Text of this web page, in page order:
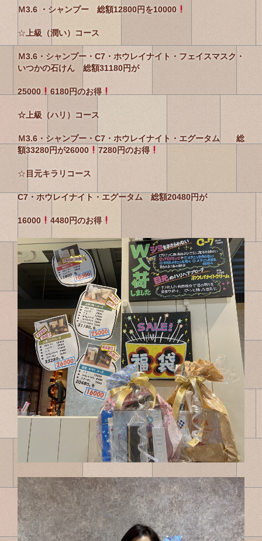
Ｍ3.6 ・シャンプー 総額12800円を10000
☆ 上級（潤い）コース
Ｍ3.6・シャンプー・C7・ホウレイナイト・フェイスマスク・
いつかの石けん 総額31180円が
25000 6180円のお得
☆上級（ハリ）コース
Ｍ3.6・シャンプー・C7・ホウレイナイト・エグータム 総
額33280円が26000
7280円のお得
☆ 目元キラリコース
C7・ホウレイナイト・エグータム 総額20480円が
16000 4480円のお得